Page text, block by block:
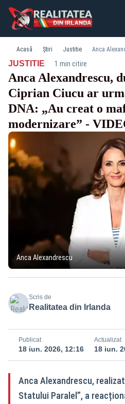
Acasă Știri Justitie
JUSTITIE· 1 min citire
Anca Alexandrescu,
Ciprian Ciucu ar
DNA: „Au creat o
modernizare” -
Anca Alexandrescu
Scris de
Realitatea din Irlanda
Publicat
18 iun. 2026, 12:16
Actualizat
18 iun.
Anca Alexandrescu,
Statului Paralel”, a